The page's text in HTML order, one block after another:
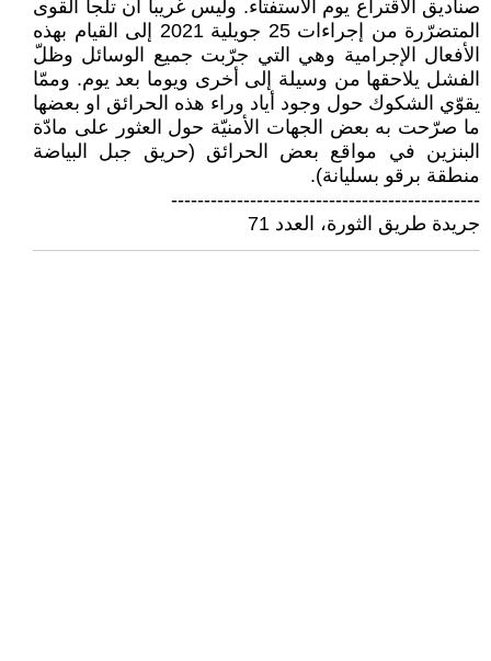
صناديق الاقتراع يوم الاستفتاء. ‏وليس غريبا ان تلجأ القوى
المتضرّرة ‏من إجراءات 25 جويلية 2021 إلى ‏القيام بهذه
الأفعال الإجرامية وهي التي ‏جرّبت جميع الوسائل وظلّ
الفشل يلاحقها ‏من وسيلة إلى أخرى ويوما بعد يوم. وممّا
‏يقوّي الشكوك حول وجود أياد وراء هذه ‏الحرائق او بعضها
ما صرّحت به بعض ‏الجهات الأمنيّة حول العثور على مادّة
‏البنزين في مواقع بعض الحرائق (حريق ‏جبل البياضة
منطقة برقو بسليانة).‏
-----------------------------------------------
جريدة طريق الثورة، العدد 71